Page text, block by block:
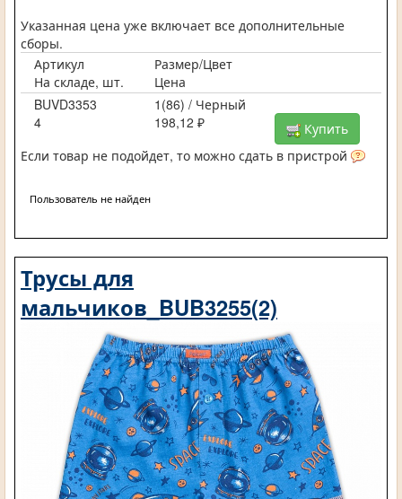
Указанная цена уже включает все дополнительные
сборы.
Артикул
Размер/Цвет
На складе, шт.
Цена
BUVD3353
1(86) / Черный
4
198,12 ₽
Купить
Если товар не подойдет, то можно сдать в пристрой
Пользователь не найден
Трусы для
мальчиков_BUB3255(2)